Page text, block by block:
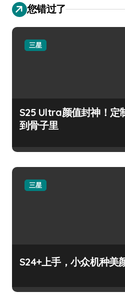
您错过了
三星
S25 Ultra颜值封神！定
到骨子里
三星
S24+上手，小众机种美